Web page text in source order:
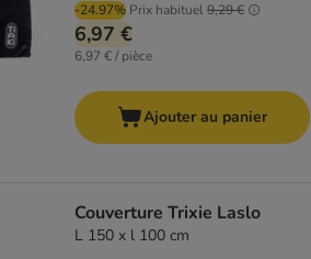
-24.97% Prix habituel9,29 €
6,97 €
6,97 € / pièce
Ajouter au panier
Couverture Trixie Laslo
L 150 x l 100 cm